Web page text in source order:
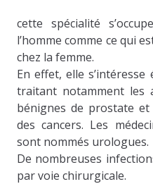
cette spécialité
l’homme comme ce qui
chez la femme.
En effet, elle
traitant notamment les
bénignes de prostate
des cancers. Les
sont nommés urologues.
De nombreuses
par voie chirurgicale.